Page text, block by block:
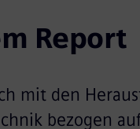
Report
mit den
bezogen